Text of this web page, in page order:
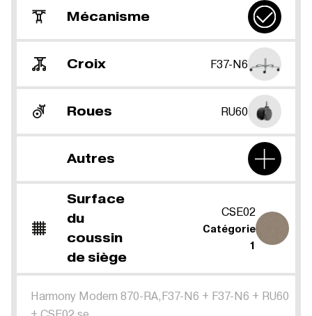
Mécanisme
Croix F37-N6
Roues RU60
Autres
Surface
du
coussin
de siège
CSE02
Catégorie
1
Harmony Modern 870-RA,F37-N6 + F37-N6 + RU60